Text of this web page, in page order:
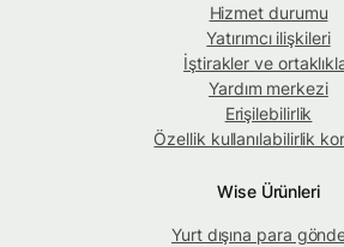
Hizmet durumu
Yatırımcı ilişkileri
İştirakler ve
Yardım merkezi
Erişilebilirlik
Özellik kullanılabilirlik
Wise Ürünleri
Yurt dışına para